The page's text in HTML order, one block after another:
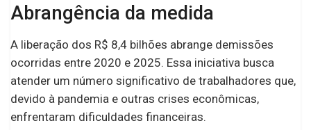
Abrangência da medida
A liberação dos R$ 8,4 bilhões abrange demissões
ocorridas entre 2020 e 2025. Essa iniciativa busca
atender um número significativo de trabalhadores que,
devido à pandemia e outras crises econômicas,
enfrentaram dificuldades financeiras.